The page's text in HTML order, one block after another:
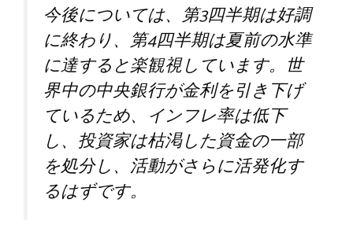
今後については、第3四半期は好調
に終わり、第4四半期は夏前の水準
に達すると楽観視しています。世
界中の中央銀行が金利を引き下げ
ているため、インフレ率は低下
し、投資家は枯渇した資金の一部
を処分し、活動がさらに活発化す
るはずです。